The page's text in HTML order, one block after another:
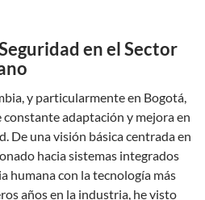
en el Sector
y particularmente en Bogotá,
adaptación y mejora en
De una visión básica centrada en
hacia sistemas integrados
humana con la tecnología más
años en la industria, he visto